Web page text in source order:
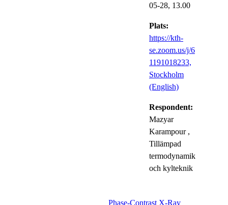
05-28, 13.00
Plats:
https://kth-
se.zoom.us/j/6
1191018233,
Stockholm
(English)
Respondent:
Mazyar
Karampour ,
Tillämpad
termodynamik
och kylteknik
Phase-Contrast X-Ray